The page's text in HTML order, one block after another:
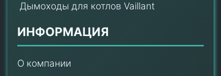
Дымоходы для котлов Vaillant
ИНФОРМАЦИЯ
О компании